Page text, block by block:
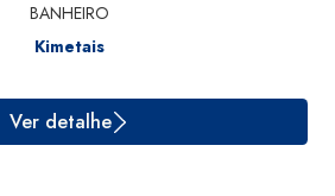
Ver detalhe
BANHEIRO
Kimetais